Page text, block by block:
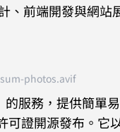
、前端開發與網站
photos.avif
服務，提供簡單
證開源發布。它